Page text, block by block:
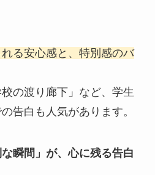
る安心感と、特別感のバ
校の渡り廊下」など、学生
告白も人気があります。
瞬間」が、心に残る告白